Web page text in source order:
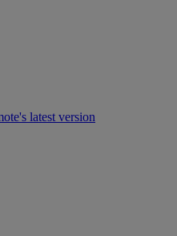
latest version